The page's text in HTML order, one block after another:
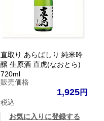
直取り あらばしり 純米吟
醸 生原酒 直虎(なおとら)
720ml
販売価格
1,925
税込
お気に入りに登録する